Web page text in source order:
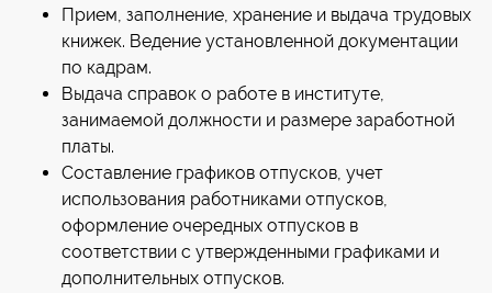
Прием, заполнение, хранение и выдача трудовых
книжек. Ведение установленной документации
по кадрам.
Выдача справок о работе в институте,
занимаемой должности и размере заработной
платы.
Составление графиков отпусков, учет
использования работниками отпусков,
оформление очередных отпусков в
соответствии с утвержденными графиками и
дополнительных отпусков.